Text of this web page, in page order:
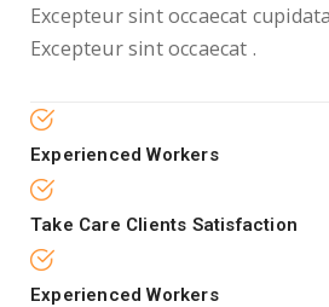
Excepteur sint occaecat
Excepteur sint occaecat .
Experienced Workers
Take Care Clients Satisfaction
Experienced Workers